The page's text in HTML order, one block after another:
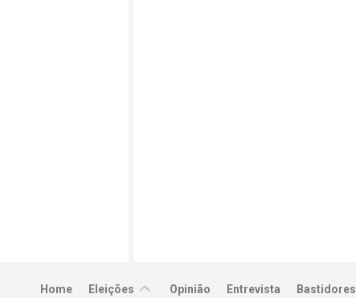
Home Eleições
2022
Opinião Entrevista Bastidores